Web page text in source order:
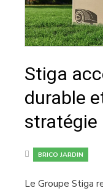
Stiga
durable
stratégie
BRICO JARDIN
Le Groupe Stiga